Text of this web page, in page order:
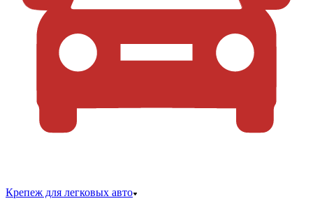
Крепеж для легковых авто